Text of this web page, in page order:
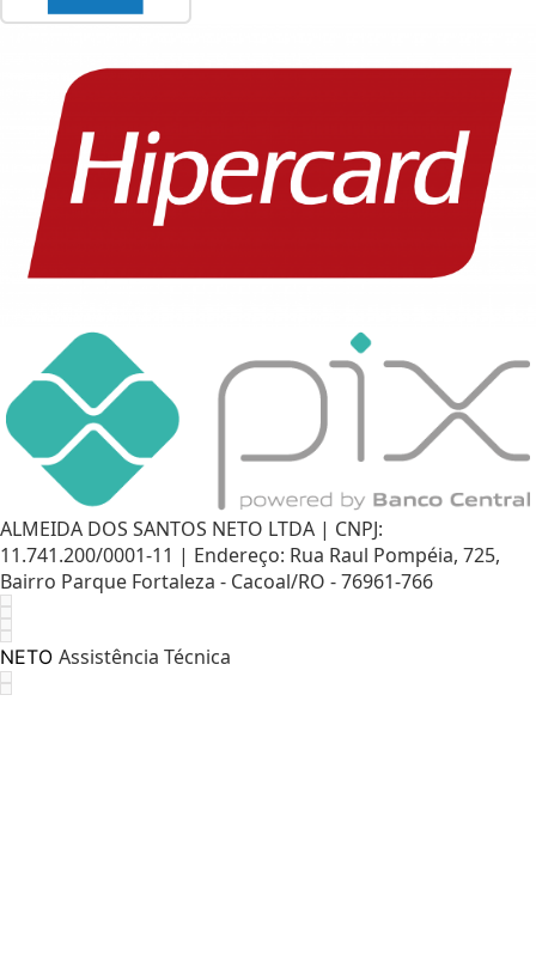
ALMEIDA DOS SANTOS NETO LTDA | CNPJ:
11.741.200/0001-11 | Endereço: Rua Raul Pompéia, 725,
Bairro Parque Fortaleza - Cacoal/RO - 76961-766
NETO Assistência Técnica